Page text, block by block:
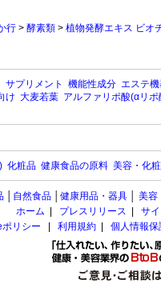
行 > 酵素類 > 植物発酵エキス ビオ
サプリメント 機能性成分 エステ
け 大麦若葉 アルファリポ酸(αリポ
化粧品 健康食品の原料 美容・化
自然食品 健康用品・器具 美容
ホーム
プレスリリース
サ
リシー
利用規約 個人情報